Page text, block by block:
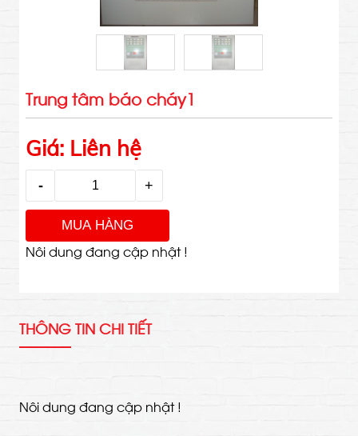
Trung tâm báo cháy1
Giá: Liên hệ
Nôi dung đang cập nhật !
THÔNG TIN CHI TIẾT
Nôi dung đang cập nhật !